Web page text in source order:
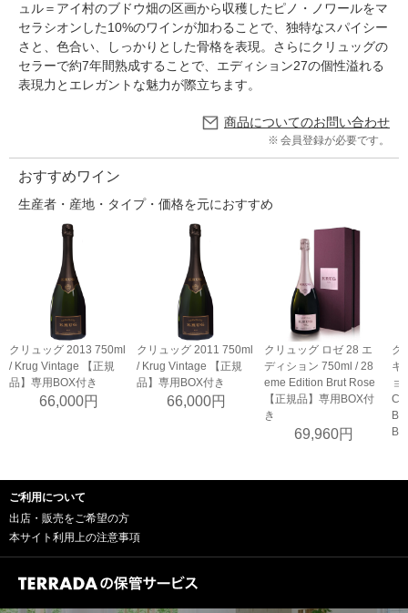
ュル＝アイ村のブドウ畑の区画から収穫したピノ・ノワールをマ
セラシオンした10%のワインが加わることで、独特なスパイシー
さと、色合い、しっかりとした骨格を表現。さらにクリュッグの
セラーで約7年間熟成することで、エディション27の個性溢れる
表現力とエレガントな魅力が際立ちます。
商品についてのお問い合わせ
会員登録が必要です。
おすすめワイン
生産者・産地・タイプ・価格を元におすすめ
クリュッグ 2013 750ml
/ Krug Vintage 【正規
品】専用BOX付き
66,000円
クリュッグ 2011 750ml
/ Krug Vintage 【正規
品】専用BOX付き
66,000円
クリュッグ ロゼ 28 エ
ディション 750ml / 28
eme Edition Brut Rose
【正規品】専用BOX付
き
69,960円
ク
キ
ョ
ご利用について
出店・販売をご希望の方
本サイト利用上の注意事項